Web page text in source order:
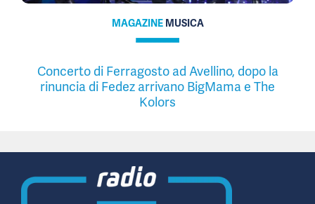
MAGAZINE MUSICA
Concerto di Ferragosto ad Avellino, dopo la
rinuncia di Fedez arrivano BigMama e The
Kolors